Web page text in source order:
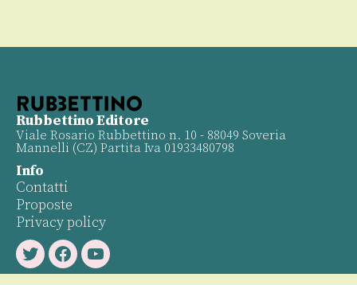
Rubbettino Editore
Viale Rosario Rubbettino n. 10 - 88049 Soveria
Mannelli (CZ) Partita Iva 01933480798
Info
Contatti
Proposte
Privacy policy
TwitterFacebookYoutube